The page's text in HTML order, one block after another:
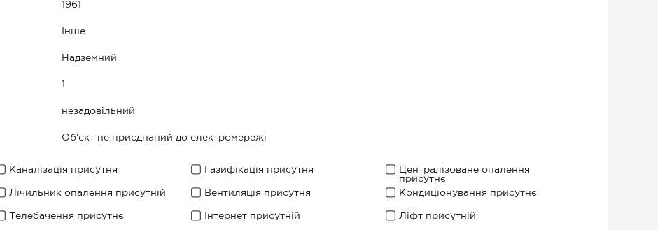
1961
Iнше
Надземний
1
незадовільний
Об'єкт не приєднаний до електромережі
Каналізація присутня Газифікація присутня
Централізоване опалення
присутнє
Лічильник опалення присутній Вентиляція присутня Кондиціонування присутнє
Телебачення присутнє Інтернет присутній Ліфт присутній